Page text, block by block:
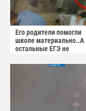
Его родители помогли
школе материально..А
остальные ЕГЭ не